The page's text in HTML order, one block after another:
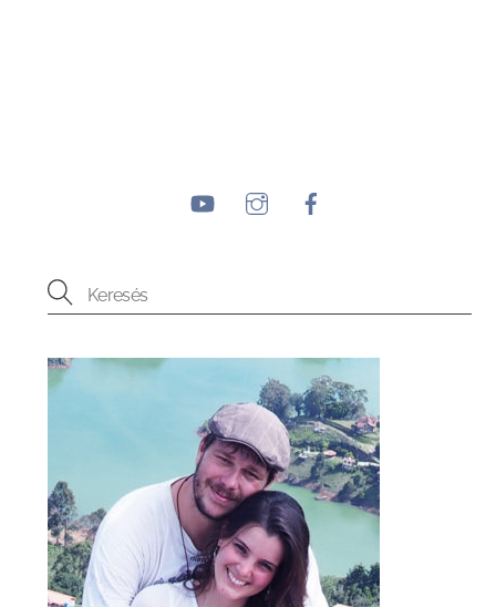
YouTubeInstagram